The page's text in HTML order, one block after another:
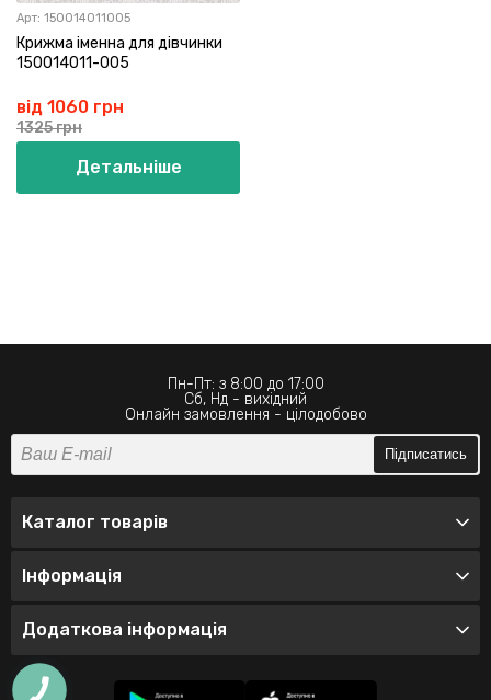
Арт: 150014011005
Крижма іменна для дівчинки
150014011-005
від 1060 грн
1325 грн
Детальніше
Пн-Пт: з 8:00 до 17:00
Сб, Нд - вихідний
Онлайн замовлення - цілодобово
Підписатись
Каталог товарів
Інформація
Додаткова інформація